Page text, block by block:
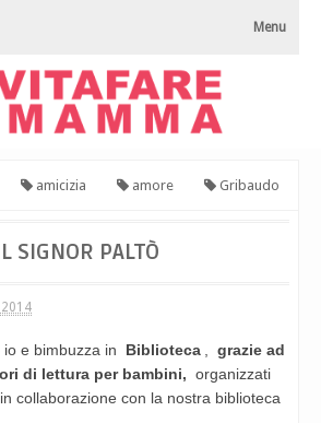
Menu
amicizia amore Gribaudo
SIGNOR PALTÒ
e bimbuzza in Biblioteca
grazie ad
di lettura per bambini, organizzati
collaborazione con la nostra biblioteca